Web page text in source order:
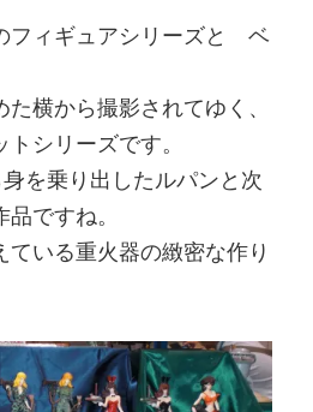
フィギュアシリーズと ベ
横から撮影されてゆく、
シリーズです。
を乗り出したルパンと次
ですね。
いる重火器の緻密な作り